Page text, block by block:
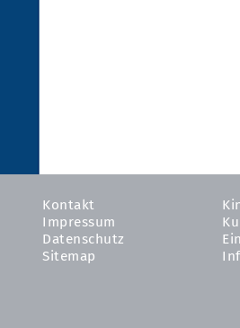
Kontakt
Impressum
Datenschutz
Sitemap